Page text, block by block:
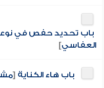
باب تحديد حفص في
العفاسي]
باب هاء الكناية [